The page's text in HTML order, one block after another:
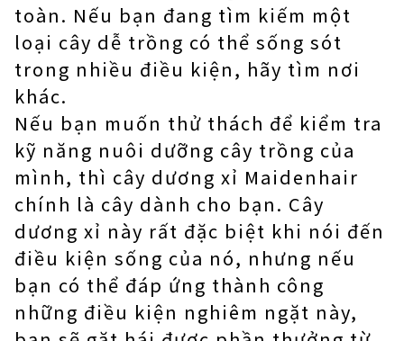
toàn. Nếu bạn đang tìm kiếm một
loại cây dễ trồng có thể sống sót
trong nhiều điều kiện, hãy tìm nơi
khác.
Nếu bạn muốn thử thách để kiểm tra
kỹ năng nuôi dưỡng cây trồng của
mình, thì cây dương xỉ Maidenhair
chính là cây dành cho bạn. Cây
dương xỉ này rất đặc biệt khi nói đến
điều kiện sống của nó, nhưng nếu
bạn có thể đáp ứng thành công
những điều kiện nghiêm ngặt này,